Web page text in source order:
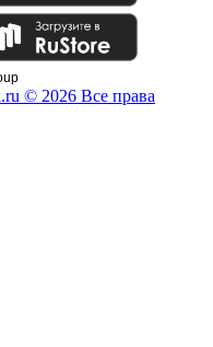
© 2026 Все права